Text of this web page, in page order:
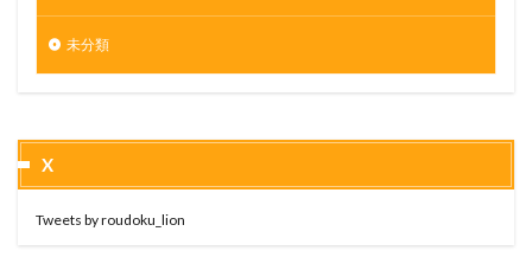
未分類
X
Tweets by roudoku_lion